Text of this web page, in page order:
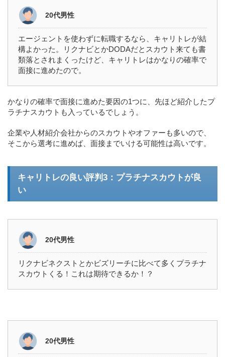
20代男性
エージェントを使わずに転職するなら、キャリトレが結
構よかった。リクナビとかDODAだとスカウト来ても書
類落とされまくったけど、キャリトレはかなりの確率で
面接に進めたので。
かなりの確率で面接に進めた要因の1つに、先ほど紹介したプ
ラチナスカウトも入っているでしょう。
企業や人材紹介会社からのスカウトやオファーも多いので、
そこから選考に進めば、面接までいける可能性は高いです。
キャリトレの良い評判3：プラチナスカウトが良
い
20代男性
リクナビネクストとかビズリーチに比べて多くプラチナ
スカウトくる！これは期待できるか！？
20代男性